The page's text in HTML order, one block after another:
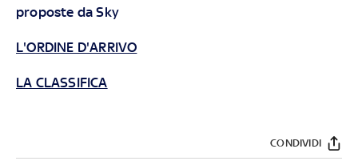
proposte da Sky
L'ORDINE D'ARRIVO
LA CLASSIFICA
CONDIVIDI